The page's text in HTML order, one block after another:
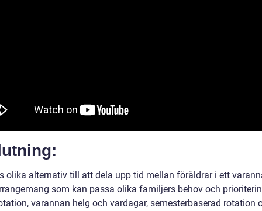
olika alternativ till att dela upp tid mellan föräldrar i ett
som kan passa olika familjers behov och
varannan helg och vardagar, semesterbaserad rotation